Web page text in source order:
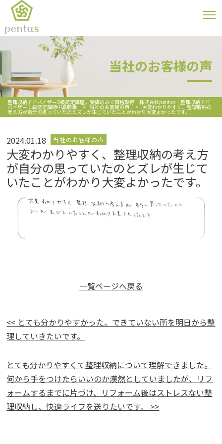
当社のお客様の声
整理収納アドバイザー2級認定講座。受講のみで資格取得｜株式会社pentas｜整理収納アド
バイザー１級認定講師中島亜季 > 当社のお客様の声 > 大変わかりやすく、整理収納の
考え方が自分の思っていたのとズレが生じていたことがわかり大変よかったです。
2024.01.18 当社のお客様の声
大変わかりやすく、整理収納の考え方
が自分の思っていたのとズレが生じて
いたことがわかり大変よかったです。
一覧ページへ戻る
<< とても分かりやすかった。できていない所を明日から整
理していきたいです。
とても分かりやすくて整理収納について理解できました。
何から手をつけたらいいのか漠然としていましたが、リフ
ォームするまでに片づけ、リフォーム後はストレスない整
理収納し、快適ライフを送りたいです。 >>